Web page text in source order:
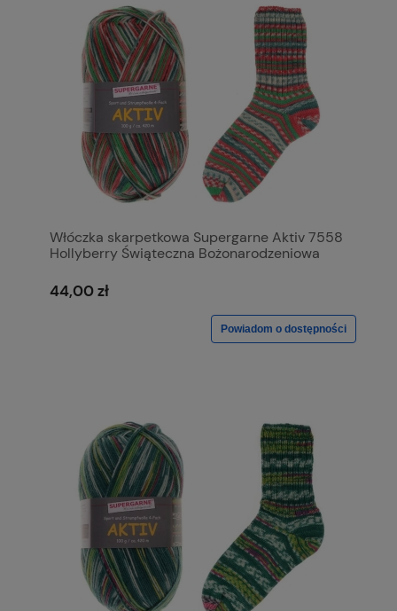
Włóczka skarpetkowa Supergarne Aktiv 7558
Hollyberry Świąteczna Bożonarodzeniowa
44,00 zł
Powiadom o dostępności